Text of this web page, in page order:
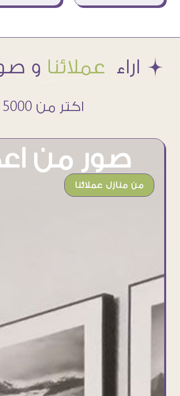
Æ اراء عملائنا و
اكتر من 5000 بيت شاركنا فى اننا نخلى حوائطهم اجمل
صور من
من منازل عملائنا
والتقفيل وسرعة
الأمانه مكسب